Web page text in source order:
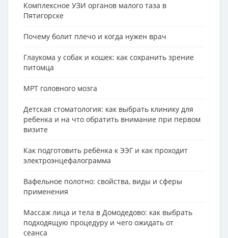
Комплексное УЗИ органов малого таза в
Пятигорске
Почему болит плечо и когда нужен врач
Глаукома у собак и кошек: как сохранить зрение
питомца
МРТ головного мозга
Детская стоматология: как выбрать клинику для
ребенка и на что обратить внимание при первом
визите
Как подготовить ребёнка к ЭЭГ и как проходит
электроэнцефалограмма
Вафельное полотно: свойства, виды и сферы
применения
Массаж лица и тела в Домодедово: как выбрать
подходящую процедуру и чего ожидать от
сеанса